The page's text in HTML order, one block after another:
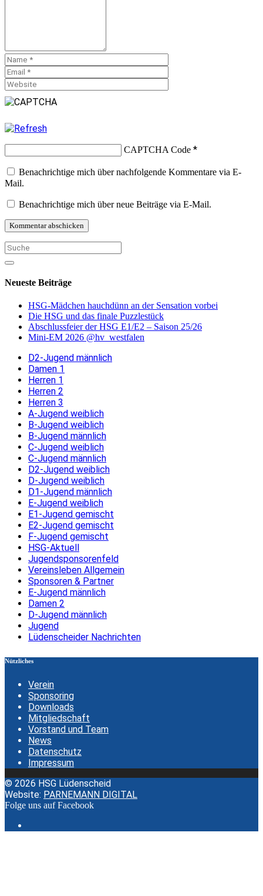
CAPTCHA Code *
Benachrichtige mich über nachfolgende Kommentare via E-
Mail.
Benachrichtige mich über neue Beiträge via E-Mail.
Neueste Beiträge
HSG-Mädchen hauchdünn an der Sensation vorbei
Die HSG und das finale Puzzlestück
Abschlussfeier der HSG E1/E2 – Saison 25/26
Mini-EM 2026 @hv_westfalen
D2-Jugend männlich
Damen 1
Herren 1
Herren 2
Herren 3
A-Jugend weiblich
B-Jugend weiblich
B-Jugend männlich
C-Jugend weiblich
C-Jugend männlich
D2-Jugend weiblich
D-Jugend weiblich
D1-Jugend männlich
E-Jugend weiblich
E1-Jugend gemischt
E2-Jugend gemischt
F-Jugend gemischt
HSG-Aktuell
Jugendsponsorenfeld
Vereinsleben Allgemein
Sponsoren & Partner
E-Jugend männlich
Damen 2
D-Jugend männlich
Jugend
Lüdenscheider Nachrichten
Nützliches
Verein
Sponsoring
Downloads
Mitgliedschaft
Vorstand und Team
News
Datenschutz
Impressum
© 2026 HSG Lüdenscheid
Website: PARNEMANN DIGITAL
Folge uns auf Facebook